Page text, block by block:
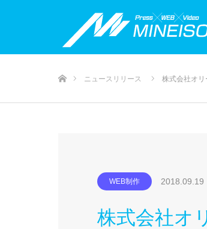
ニュースリリース 株式会社オ
WEB制作 2018.09.19
株式会社オ